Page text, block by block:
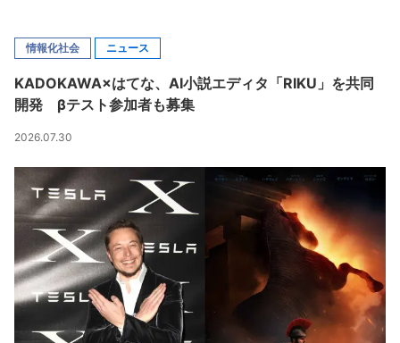
情報化社会 ニュース
KADOKAWA×はてな、AI小説エディタ「RIKU」を共同
開発 βテスト参加者も募集
2026.07.30